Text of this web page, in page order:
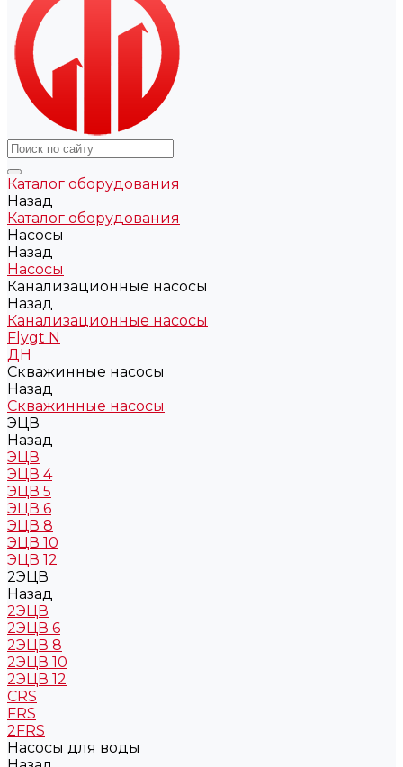
Каталог оборудования
Назад
Каталог оборудования
Насосы
Назад
Насосы
Канализационные насосы
Назад
Канализационные насосы
Flygt N
ДН
Скважинные насосы
Назад
Скважинные насосы
ЭЦВ
Назад
ЭЦВ
ЭЦВ 4
ЭЦВ 5
ЭЦВ 6
ЭЦВ 8
ЭЦВ 10
ЭЦВ 12
2ЭЦВ
Назад
2ЭЦВ
2ЭЦВ 6
2ЭЦВ 8
2ЭЦВ 10
2ЭЦВ 12
CRS
FRS
2FRS
Насосы для воды